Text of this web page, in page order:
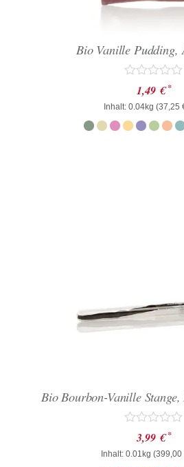
Bio Vanille Pudding,
Bewertet
mit
0
von
5
1,49 € *
Inhalt: 0.04kg (37,25
Bio Bourbon-Vanille Stange,
Bewertet
mit
0
3,99 € *
Inhalt: 0.01kg (399,00